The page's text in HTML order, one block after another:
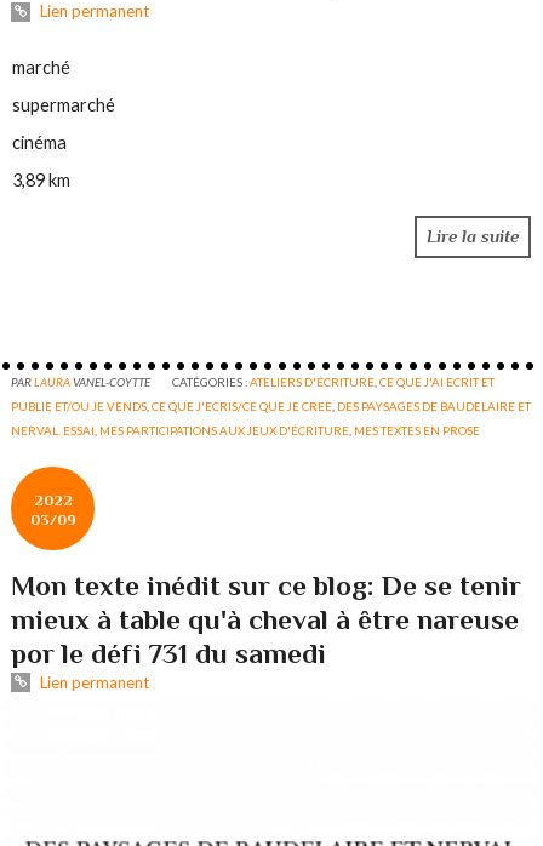
Lien permanent
marché
supermarché
cinéma
3,89 km
Lire la suite
PARLAURAVANEL-COYTTE CATÉGORIES :ATELIERS D'ÉCRITURE ,CE QUE J'AI ECRIT ET
PUBLIE ET/OU JE VENDS ,CE QUE J'ECRIS/CE QUE JE CREE DES PAYSAGES DE BAUDELAIRE ET
NERVAL. ESSAI MES PARTICIPATIONS AUX JEUX D'ÉCRITURE MES TEXTES EN PROSE
2022
03/09
Mon texte inédit sur ce blog: De se tenir
mieux à table qu'à cheval à être nareuse
por le défi 731 du samedi
Lien permanent